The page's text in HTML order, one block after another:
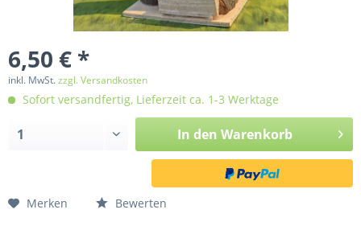
6,50 € *
inkl. MwSt.zzgl. Versandkosten
Sofort versandfertig, Lieferzeit ca. 1-3 Werktage
In den Warenkorb
Merken Bewerten